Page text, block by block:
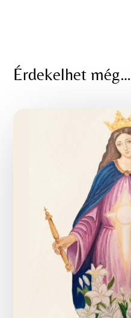
Érdekelhet még…